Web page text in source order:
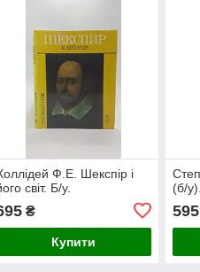
Ф.Е. Шекспір і
світ. Б/у.
₴
Купити
(б/
595